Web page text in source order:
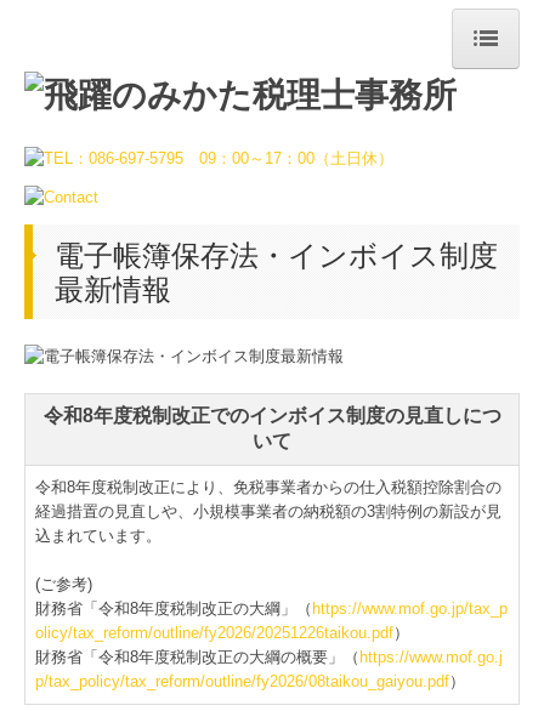
ホーム
事務所の特長
事務所紹介
お客様の声
顧問会計
助成金・補助金
電子帳簿保存法・インボイス制度
最新情報
令和8年度税制改正でのインボイス制度の見直しにつ
いて
令和8年度税制改正により、免税事業者からの仕入税額控除割合の
経過措置の見直しや、小規模事業者の納税額の3割特例の新設が見
込まれています。
(ご参考)
財務省「令和8年度税制改正の大綱」（ https://www.mof.go.jp/tax_p
olicy/tax_reform/outline/fy2026/20251226taikou.pdf）
財務省「令和8年度税制改正の大綱の概要」（ https://www.mof.go.j
p/tax_policy/tax_reform/outline/fy2026/08taikou_gaiyou.pdf）